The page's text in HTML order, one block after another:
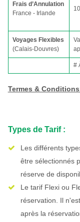
Frais d’Annulation
France - Irlande
Voyages Flexibles
(Calais-Douvres)
#
Termes &
Types de Tarif :
Les différents
être sélectionnés
réserve de
Le tarif Flexi ou
réservation. Il
après la